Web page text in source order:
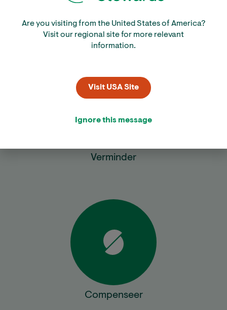
Bereken
Verminder
Compenseer
Are you visiting from the United States of America?
Visit our regional site for more relevant
information.
Visit USA Site
Ignore this message